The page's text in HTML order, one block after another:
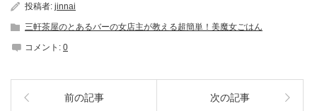
投稿者: jinnai
三軒茶屋のとあるバーの女店主が教える超簡単！美魔女ごはん
コメント: 0
前の記事 次の記事